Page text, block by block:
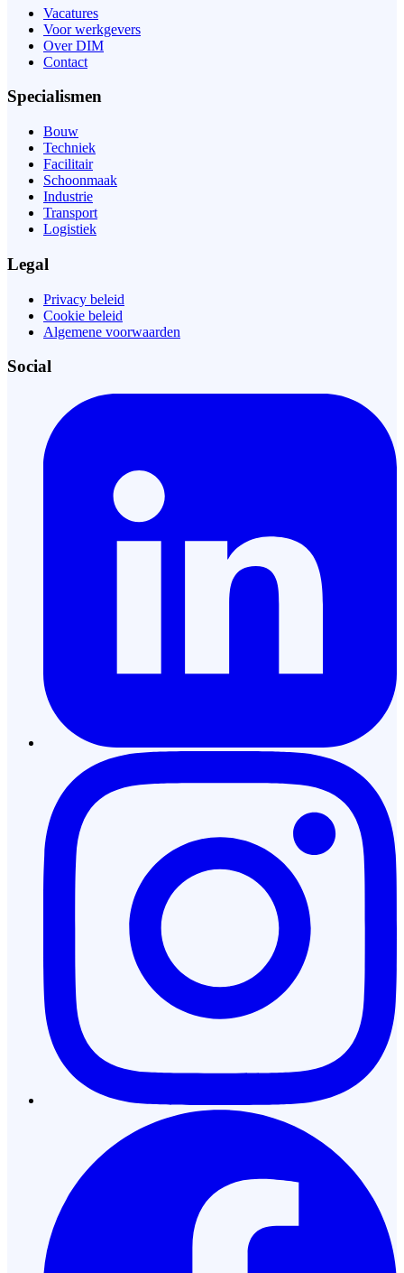
Vacatures
Voor werkgevers
Over DIM
Contact
Specialismen
Bouw
Techniek
Facilitair
Schoonmaak
Industrie
Transport
Logistiek
Legal
Privacy beleid
Cookie beleid
Algemene voorwaarden
Social